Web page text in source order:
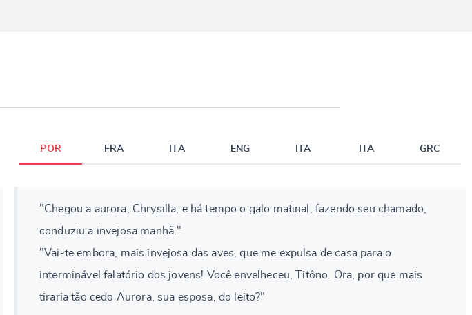
POR FRA ITA ENG ITA ITA GRC
"Chegou a aurora, Chrysilla, e há tempo o galo matinal, fazendo seu chamado,
conduziu a invejosa manhã."
"Vai-te embora, mais invejosa das aves, que me expulsa de casa para o
interminável falatório dos jovens! Você envelheceu, Titôno. Ora, por que mais
tiraria tão cedo Aurora, sua esposa, do leito?"